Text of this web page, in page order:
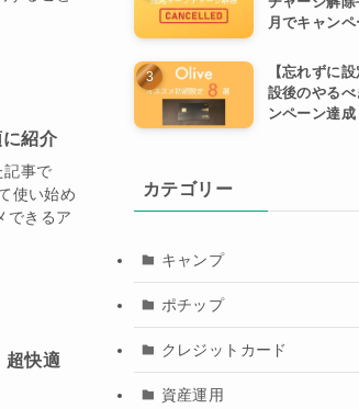
紹介
記事で
使い始め
できるア
超快適
月でキャン
【忘れずに
設後のやる
ンペーン達成
カテゴリー
キャンプ
ポチップ
クレジットカード
資産運用